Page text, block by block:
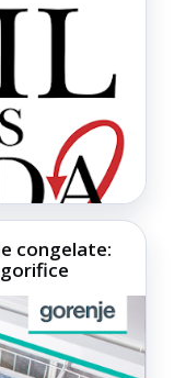
congelate: